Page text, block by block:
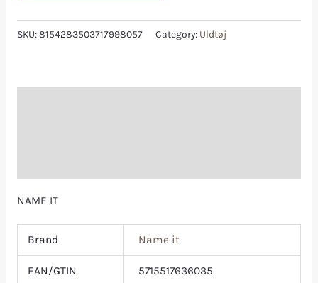
SKU:8154283503717998057 Category: Uldtøj
NAME IT
Brand Name it
EAN/GTIN 5715517636035